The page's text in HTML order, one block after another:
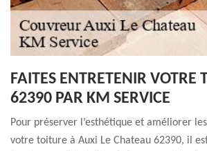
FAITES ENTRETENIR VOTRE
62390 PAR KM SERVICE
Pour préserver l’esthétique et améliorer
votre toiture à Auxi Le Chateau 62390, il